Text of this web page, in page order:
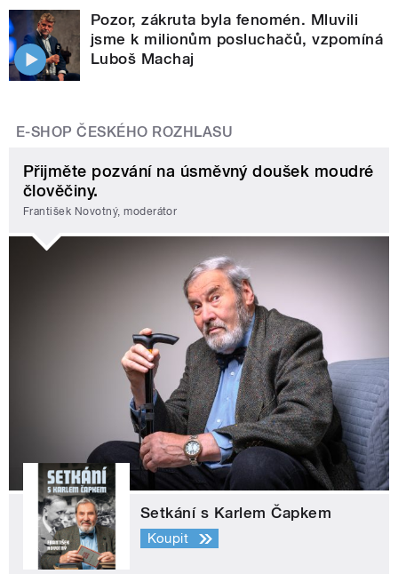
Pozor, zákruta byla fenomén. Mluvili
jsme k milionům posluchačů, vzpomíná
Luboš Machaj
E-SHOP ČESKÉHO ROZHLASU
Přijměte pozvání na úsměvný doušek moudré
člověčiny.
František Novotný, moderátor
Setkání s Karlem Čapkem
Koupit